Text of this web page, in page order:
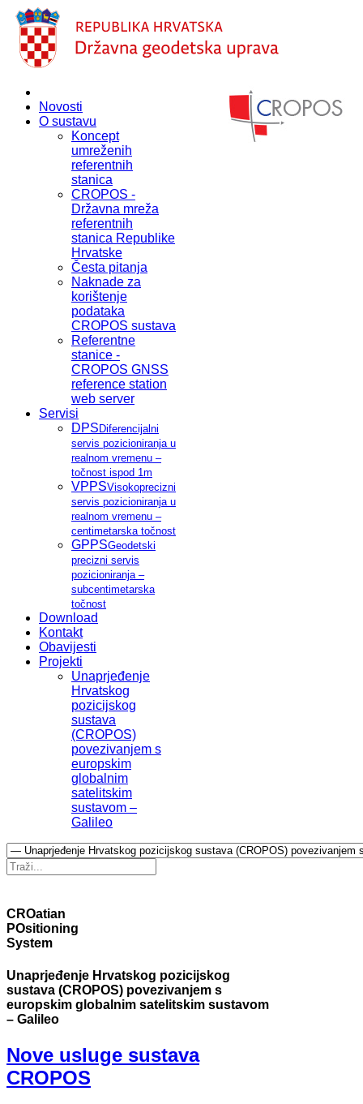
Novosti
O sustavu
Koncept
umreženih
referentnih
stanica
CROPOS -
Državna mreža
referentnih
stanica Republike
Hrvatske
Česta pitanja
Naknade za
korištenje
podataka
CROPOS sustava
Referentne
stanice -
CROPOS GNSS
reference station
web server
Servisi
DPS Diferencijalni
servis pozicioniranja u
realnom vremenu –
točnost ispod 1m
VPPSVisokoprecizni
servis pozicioniranja u
realnom vremenu –
centimetarska točnost
GPPSGeodetski
precizni servis
pozicioniranja –
subcentimetarska
točnost
Download
Kontakt
Obavijesti
Projekti
Unaprjeđenje
Hrvatskog
pozicijskog
sustava
(CROPOS)
povezivanjem s
europskim
globalnim
satelitskim
sustavom –
Galileo
CROatian
POsitioning
System
Unaprjeđenje Hrvatskog pozicijskog
sustava (CROPOS) povezivanjem s
europskim globalnim satelitskim sustavom
– Galileo
Nove usluge sustava
CROPOS